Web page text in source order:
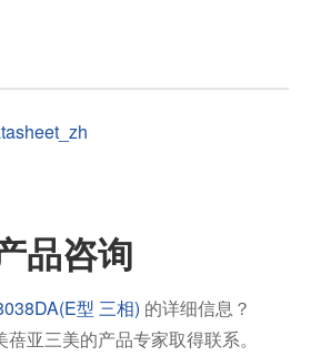
品咨询
型 三相) 的详细信息？
亚三美的产品专家取得联系。